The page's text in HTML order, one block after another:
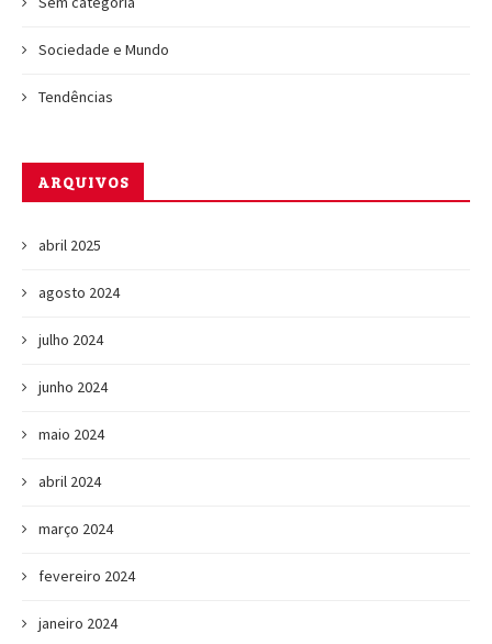
Sociedade e Mundo
Tendências
ARQUIVOS
abril 2025
agosto 2024
julho 2024
junho 2024
maio 2024
abril 2024
março 2024
fevereiro 2024
janeiro 2024